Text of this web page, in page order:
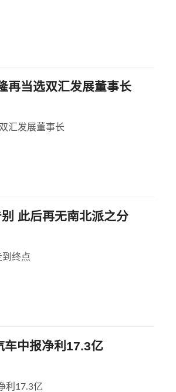
再当选双汇发展董事长
汇发展董事长
此后再无南北派之分
终点
车中报净利17.3亿
利17.3亿